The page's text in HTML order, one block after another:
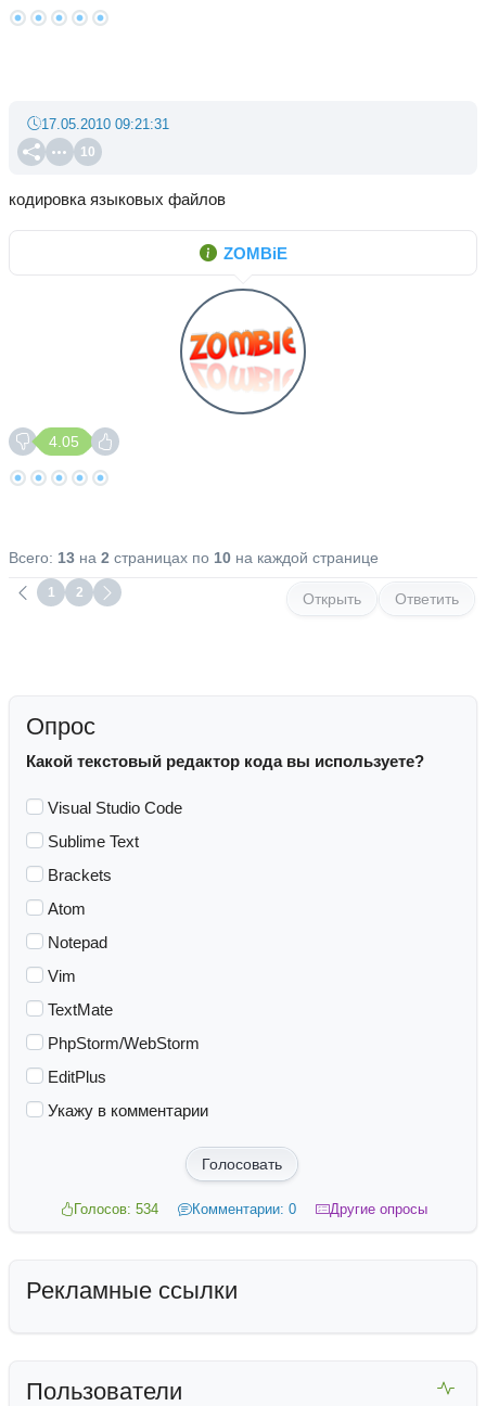
10
17.05.2010 09:21:31
кодировка языковых файлов
ZOMBiE
4.05
Всего: 13 на 2 страницах по 10 на каждой странице
1 2 Открыть Ответить
Опрос
Какой текстовый редактор кода вы используете?
Visual Studio Code
Sublime Text
Brackets
Atom
Notepad
Vim
TextMate
PhpStorm/WebStorm
EditPlus
Укажу в комментарии
Голосовать
Голосов: 534 Комментарии: 0 Другие опросы
Рекламные ссылки
Пользователи